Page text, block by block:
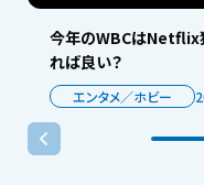
今年のWBCはNetflix
れば良い？
エンタメ／ホビー